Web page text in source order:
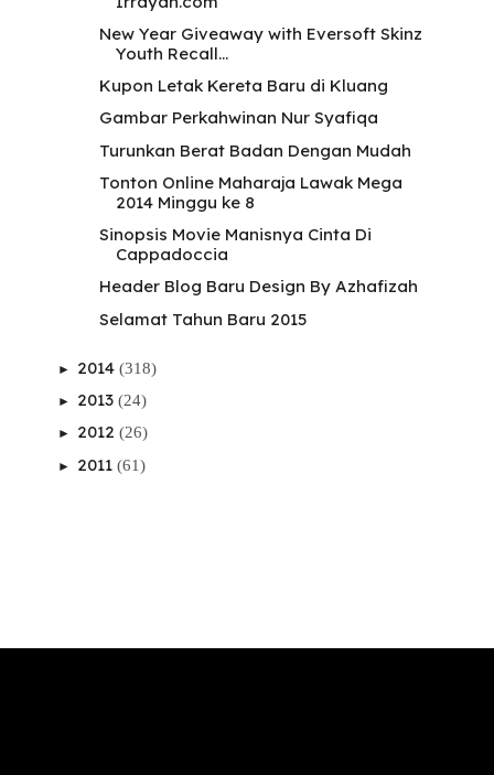
New Year Giveaway with Eversoft Skinz
Youth Recall...
Kupon Letak Kereta Baru di Kluang
Gambar Perkahwinan Nur Syafiqa
Turunkan Berat Badan Dengan Mudah
Tonton Online Maharaja Lawak Mega
2014 Minggu ke 8
Sinopsis Movie Manisnya Cinta Di
Cappadoccia
Header Blog Baru Design By Azhafizah
Selamat Tahun Baru 2015
► 2014 (318)
► 2013 (24)
► 2012 (26)
► 2011 (61)